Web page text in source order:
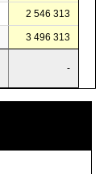
2 546 313
3 496 313
-